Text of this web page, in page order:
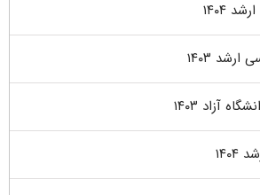
۱۴۰۴
۱۴۰۳
آزاد ۱۴۰۳